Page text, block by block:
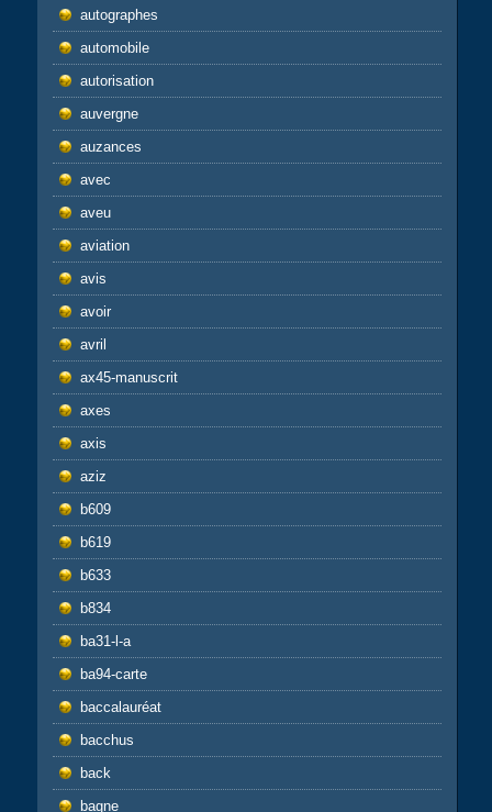
autographes
automobile
autorisation
auvergne
auzances
avec
aveu
aviation
avis
avoir
avril
ax45-manuscrit
axes
axis
aziz
b609
b619
b633
b834
ba31-l-a
ba94-carte
baccalauréat
bacchus
back
bagne